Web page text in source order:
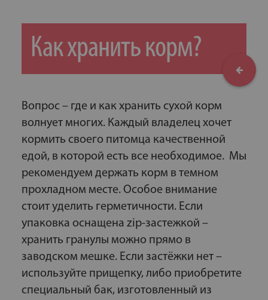
Как хранить корм?
Вопрос – где и как хранить сухой корм
волнует многих. Каждый владелец хочет
кормить своего питомца качественной
едой, в которой есть все необходимое. Мы
рекомендуем держать корм в темном
прохладном месте. Особое внимание
стоит уделить герметичности. Если
упаковка оснащена zip-застежкой –
хранить гранулы можно прямо в
заводском мешке. Если застёжки нет –
используйте прищепку, либо приобретите
специальный бак, изготовленный из